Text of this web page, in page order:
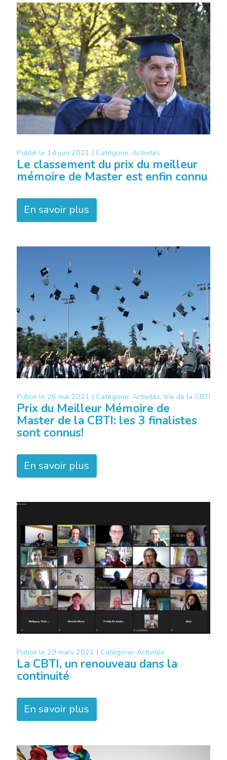
Publié le 14 juin 2021 | Catégorie: Activités
Le classement du prix du meilleur
mémoire de Master est enfin connu
En savoir plus
Publié le 26 mai 2021 | Catégorie: Activités, Vie de la CBTI
Prix du Meilleur Mémoire de
Master de la CBTI: les 3 finalistes
sont connus!
En savoir plus
Publié le 29 mars 2021 | Catégorie: Activités
La CBTI, un renouveau dans la
continuité
En savoir plus